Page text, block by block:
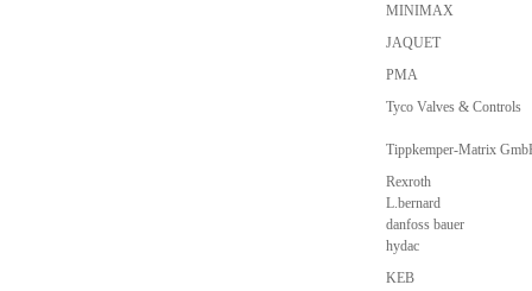
MINIMAX
JAQUET
PMA
Tyco Valves & Controls
Tippkemper-Matrix
Rexroth
L.bernard
danfoss bauer
hydac
KEB